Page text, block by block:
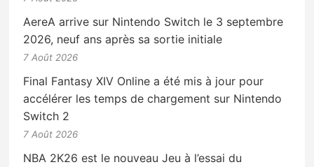
AereA arrive sur Nintendo Switch le 3 septembre
2026, neuf ans après sa sortie initiale
7 Août 2026
Final Fantasy XIV Online a été mis à jour pour
accélérer les temps de chargement sur Nintendo
Switch 2
7 Août 2026
NBA 2K26 est le nouveau Jeu à l’essai du